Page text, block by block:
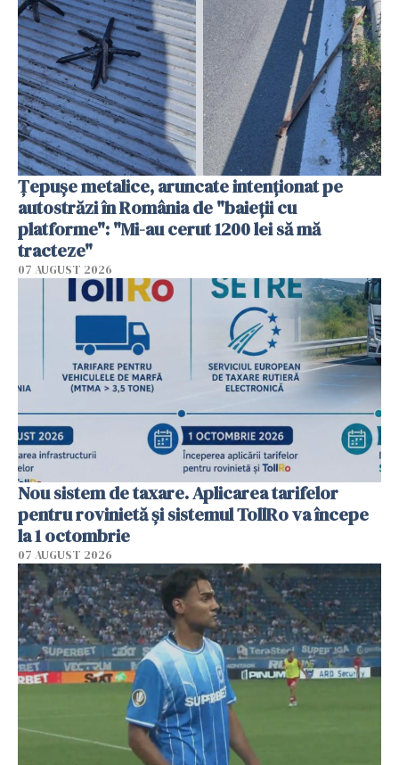
Țepușe metalice, aruncate intenționat pe
autostrăzi în România de "baieții cu
platforme": "Mi-au cerut 1200 lei să mă
tracteze"
07 AUGUST 2026
Nou sistem de taxare. Aplicarea tarifelor
pentru rovinietă şi sistemul TollRo va începe
la 1 octombrie
07 AUGUST 2026